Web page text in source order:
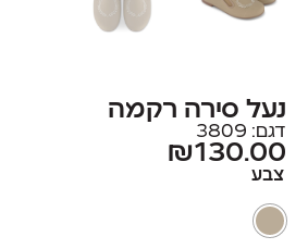
נעל סירה רקמה
דגם: 3809
₪130.00
צבע